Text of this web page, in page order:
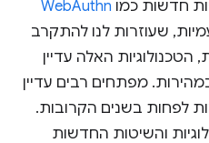
חדשות כמו WebAuthn
שעוזרות לנו להתקרב
האלה עדיין
מפתחים רבים עדיין
לפחות בשנים הקרובות.
והשיטות החדשות